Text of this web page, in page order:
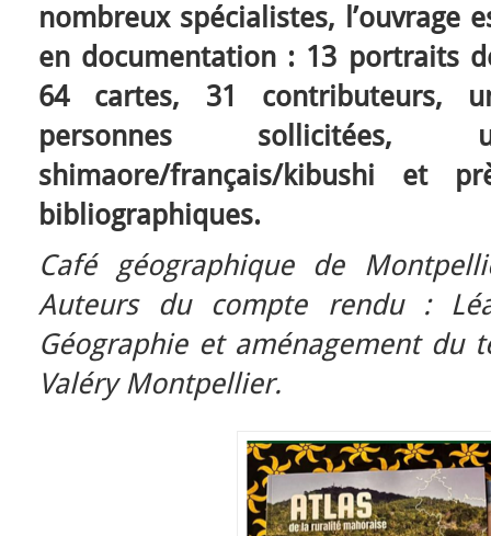
nombreux spécialistes, l’ouvrage
en documentation : 13 portraits
64 cartes, 31 contributeurs,
personnes
shimaore/français/kibushi et
bibliographiques.
Café géographique de
Auteurs du compte rendu :
Géographie et aménagement du
Valéry Montpellier.